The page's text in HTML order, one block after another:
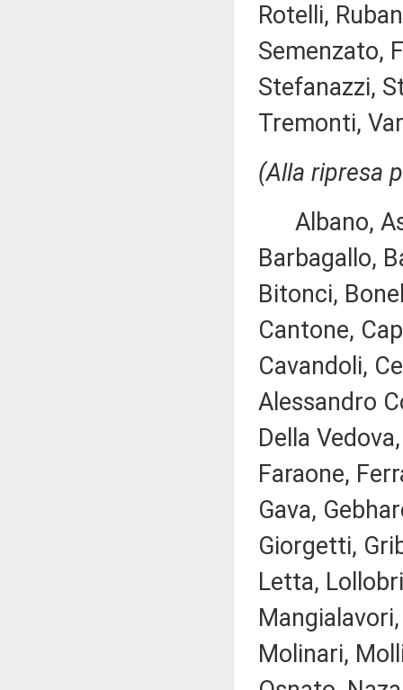
Rotelli,
Semenzato,
Stefanazzi,
Tremonti,
(Alla ripresa
Albano,
Barbagallo,
Bitonci,
Cantone,
Cavandoli,
Alessandro
Della
Faraone,
Gava,
Giorgetti,
Letta,
Molinari,